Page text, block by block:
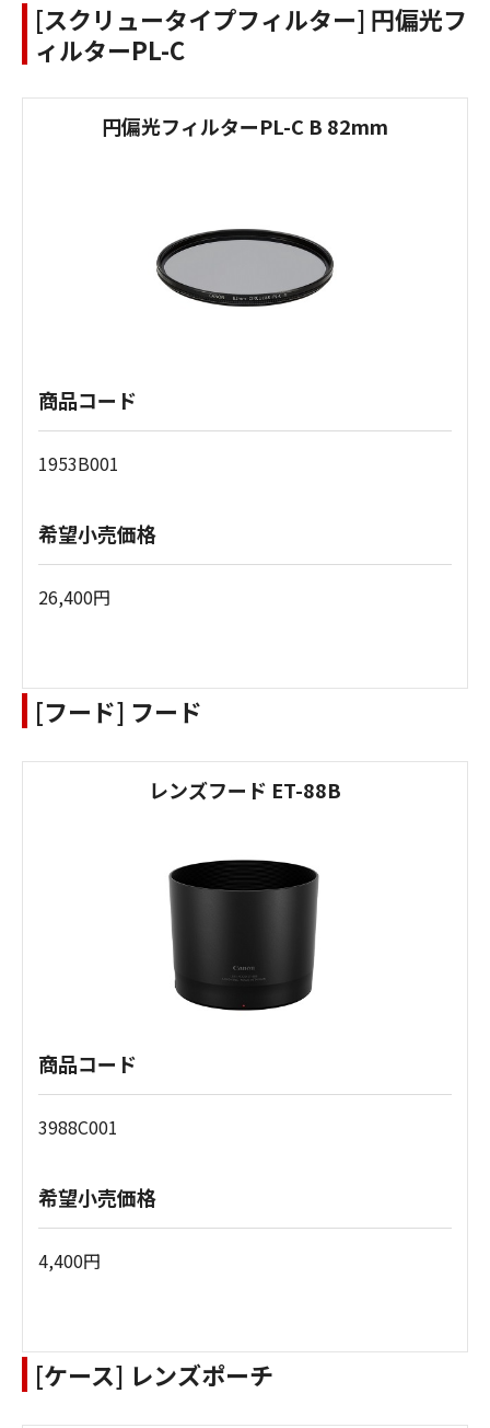
[スクリュータイプフィルター] 円偏光フ
ィルターPL-C
円偏光フィルターPL-C B 82mm
商品コード
1953B001
希望小売価格
26,400円
[フード] フード
レンズフード ET-88B
商品コード
3988C001
希望小売価格
4,400円
[ケース] レンズポーチ